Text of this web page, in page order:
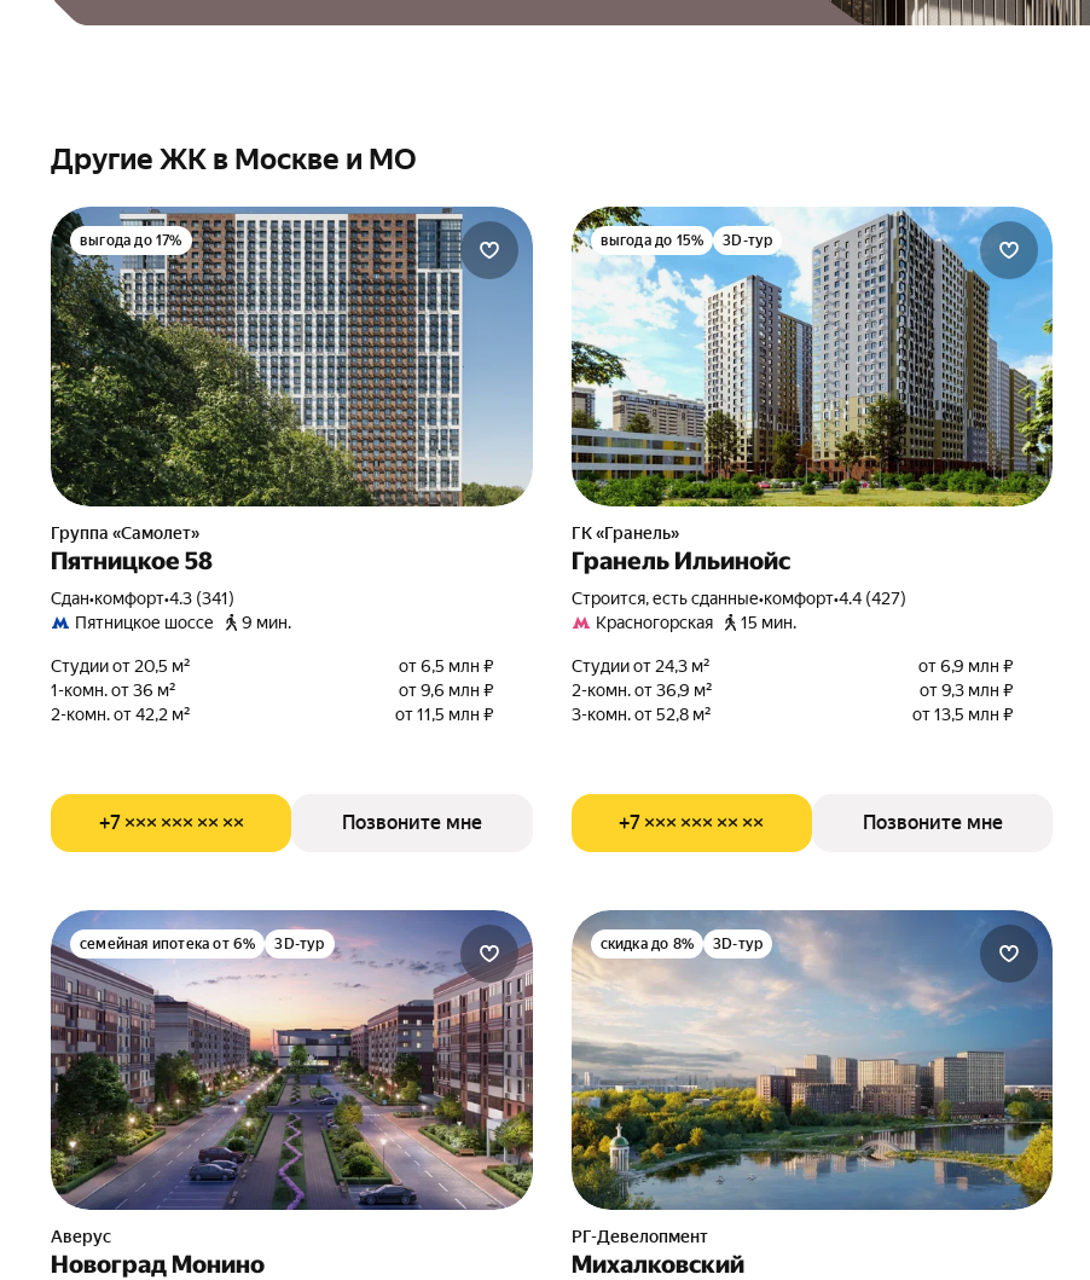
Другие ЖК в Москве и МО
выгода до 17%
Группа «Самолет»
Пятницкое 58
Сдан•комфорт•4.3 (341)
Пятницкое шоссе
9 мин.
Студии от 20,5 м²
от 6,5 млн ₽
1-комн. от 36 м²
от 9,6 млн ₽
2-комн. от 42,2 м²
от 11,5 млн ₽
+7 ××× ××× ×× ×× Позвоните мне
выгода до 15% 3D-тур
ГК «Гранель»
Гранель Ильинойс
Строится, есть сданные•комфорт•4.4 (427)
Красногорская
15 мин.
Студии от 24,3 м²
от 6,9 млн ₽
2-комн. от 36,9 м²
от 9,3 млн ₽
3-комн. от 52,8 м²
от 13,5 млн ₽
+7 ××× ××× ×× ×× Позвоните мне
семейная ипотека от 6% 3D-тур
Аверус
Новоград Монино
скидка до 8% 3D-тур
РГ-Девелопмент
Михалковский